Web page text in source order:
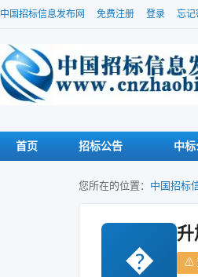
中国招标信息发布网 免费注册 登录 忘记
首页 招标公告 中
您所在的位置： 中国招标
�
升
⚠